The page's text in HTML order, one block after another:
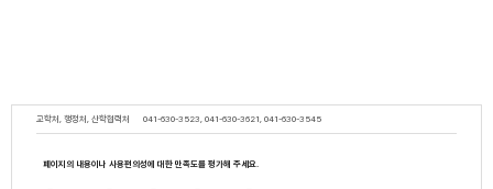
교학처, 행정처, 산학협력처 041-630-3523, 041-630-3621, 041-630-3545
페이지의 내용이나 사용편의성에 대한 만족도를 평가해 주세요.